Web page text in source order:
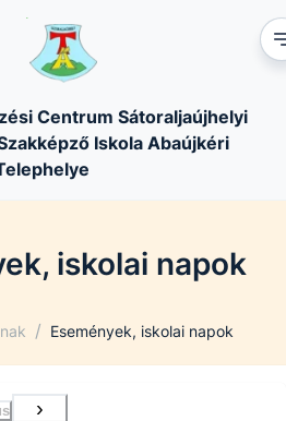
Centrum Sátoraljaújhelyi
Iskola Abaújkéri
iskolai napok
/ Események, iskolai napok
›